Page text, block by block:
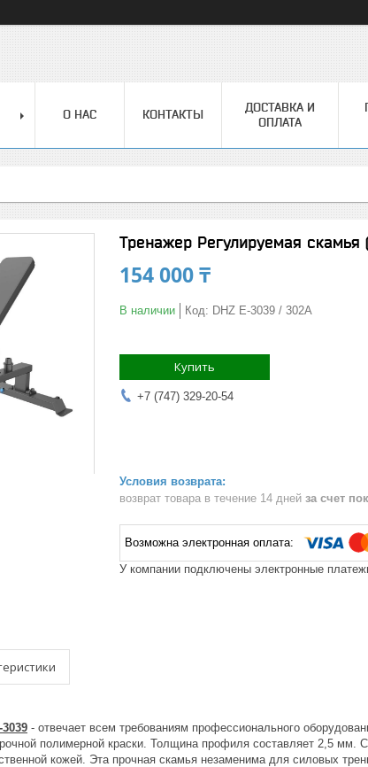
О НАС КОНТАКТЫ
ДОСТАВКА И
ОПЛАТА
Тренажер Регулируемая
154 000 ₸
В наличии Код: DHZ E-3039 / 302A
Купить
+7 (747) 329-20-54
возврат товара в течение 14 дней за счет
У компании подключены электронные
- отвечает всем требованиям профессионального
полимерной краски. Толщина профиля составляет 2,5 мм.
кожей. Эта прочная скамья незаменима для силовых